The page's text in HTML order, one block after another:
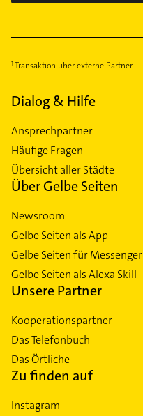
Transaktion über externe Partner
Dialog & Hilfe
Ansprechpartner
Häufige Fragen
Übersicht aller Städte
Über Gelbe Seiten
Newsroom
Gelbe Seiten als App
Gelbe Seiten für Messenger
Gelbe Seiten als Alexa Skill
Unsere Partner
Kooperationspartner
Das Telefonbuch
Das Örtliche
Zu finden auf
Instagram